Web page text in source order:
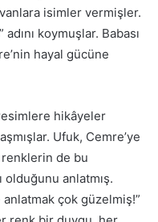
isimler vermişler.
koymuşlar. Babası
hayal gücüne
hikâyeler
Ufuk, Cemre’ye
de bu
olduğunu anlatmış.
çok güzelmiş!”